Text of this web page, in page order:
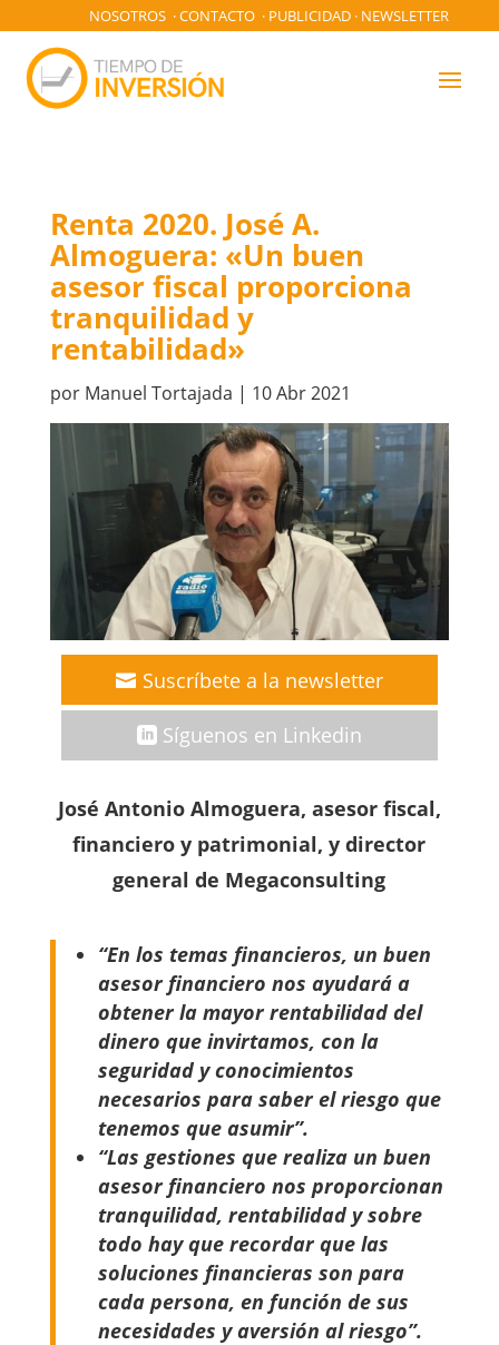
NOSOTROS ·CONTACTO · PUBLICIDAD · NEWSLETTER
Renta 2020. José A.
Almoguera: «Un buen
asesor fiscal proporciona
tranquilidad y
rentabilidad»
por Manuel Tortajada | 10 Abr 2021
Suscríbete a la newsletter
Síguenos en Linkedin
José Antonio Almoguera, asesor fiscal,
financiero y patrimonial, y director
general de Megaconsulting
“En los temas financieros, un buen
asesor financiero nos ayudará a
obtener la mayor rentabilidad del
dinero que invirtamos, con la
seguridad y conocimientos
necesarios para saber el riesgo que
tenemos que asumir”.
“Las gestiones que realiza un buen
asesor financiero nos proporcionan
tranquilidad, rentabilidad y sobre
todo hay que recordar que las
soluciones financieras son para
cada persona, en función de sus
necesidades y aversión al riesgo”.